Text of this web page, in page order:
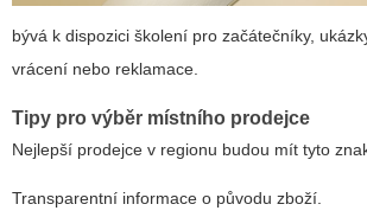
bývá k dispozici školení pro začátečníky,
vrácení nebo reklamace.
Tipy pro výběr místního prodejce
Nejlepší prodejce v regionu budou mít tyto
Transparentní informace o původu zboží.